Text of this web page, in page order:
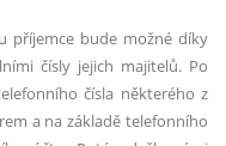
příjemce bude možné díky
čísly jejich majitelů. Po
čísla některého z
a na základě telefonního